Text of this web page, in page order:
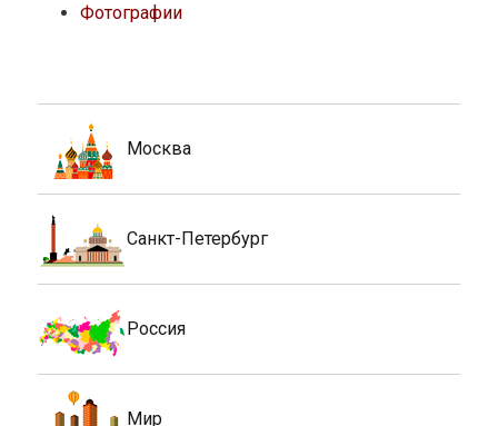
Фотографии
Москва
Санкт-Петербург
Россия
Мир